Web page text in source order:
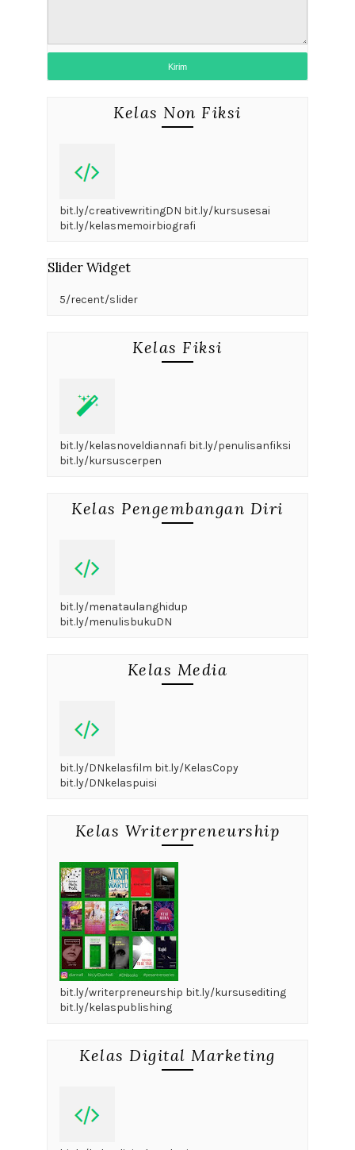
Kelas Non Fiksi
bit.ly/creativewritingDN bit.ly/kursusesai
bit.ly/kelasmemoirbiografi
Slider Widget
5/recent/slider
Kelas Fiksi
bit.ly/kelasnoveldiannafi bit.ly/penulisanfiksi
bit.ly/kursuscerpen
Kelas Pengembangan Diri
bit.ly/menataulanghidup
bit.ly/menulisbukuDN
Kelas Media
bit.ly/DNkelasfilm bit.ly/KelasCopy
bit.ly/DNkelaspuisi
Kelas Writerpreneurship
bit.ly/writerpreneurship bit.ly/kursusediting
bit.ly/kelaspublishing
Kelas Digital Marketing